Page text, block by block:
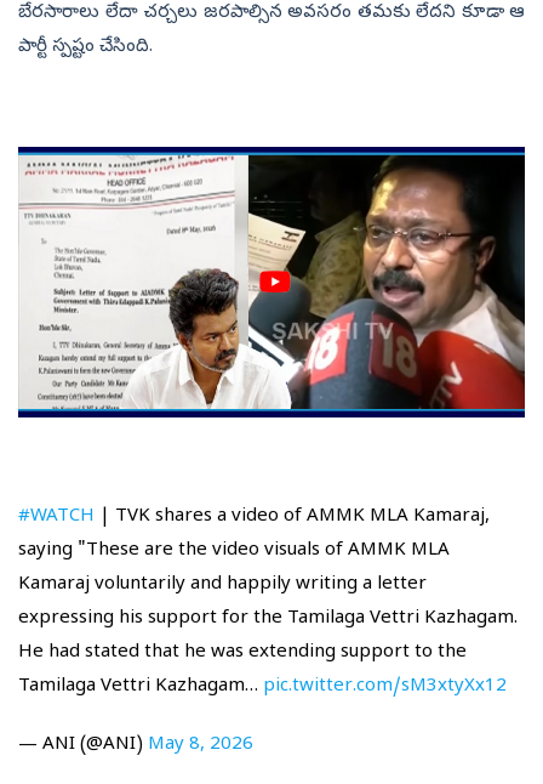
బేరసారాలు లేదా చర్చలు జరపాల్సిన అవసరం తమకు లేదని కూడా ఆ
పార్టీ స్పష్టం చేసింది.
#WATCH | TVK shares a video of AMMK MLA Kamaraj,
saying "These are the video visuals of AMMK MLA
Kamaraj voluntarily and happily writing a letter
expressing his support for the Tamilaga Vettri Kazhagam.
He had stated that he was extending support to the
Tamilaga Vettri Kazhagam… pic.twitter.com/sM3xtyXx12
— ANI (@ANI) May 8, 2026